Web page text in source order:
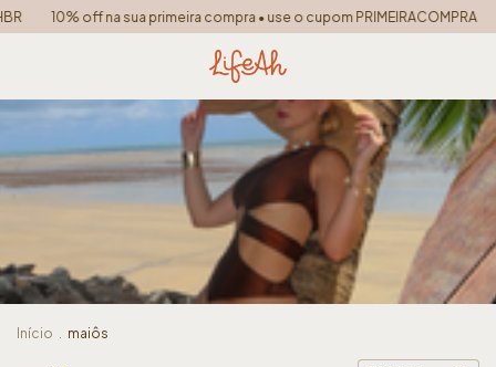
compra • use o cupom PRIMEIRACOMPRA FRETE GRÁTIS PARA
Início . maiôs